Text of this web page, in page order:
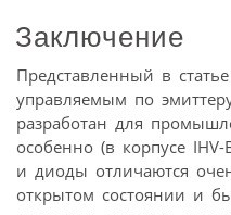
Заключение
Представленный в
управляемым по
разработан для
особенно (в корпусе IHV-
и диоды отличаются
открытом состоянии и